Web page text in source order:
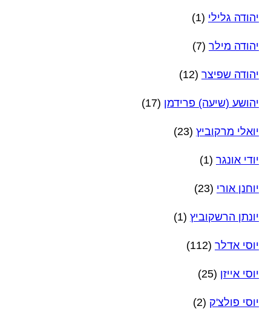
יהודה גלילי (1)
יהודה מילר (7)
יהודה שפיצר (12)
יהושע (שיעה) פרידמן (17)
יואלי מרקוביץ (23)
יודי אונגר (1)
יוחנן אורי (23)
יונתן הרשקוביץ (1)
יוסי אדלר (112)
יוסי אייזן (25)
יוסי פולצ'ק (2)